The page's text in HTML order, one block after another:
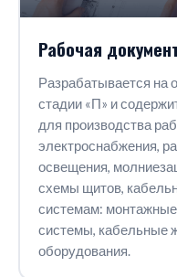
Рабочая
Разрабатывается на
стадии «П» и
для производства
электроснабжения,
освещения,
схемы щитов,
системам:
системы, кабельные
оборудования.